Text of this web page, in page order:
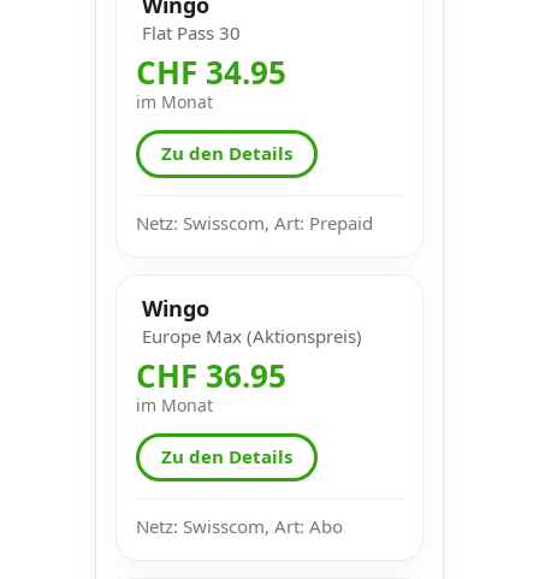
Flat Pass 30
CHF 34.95
im Monat
Zu den Details
Netz: Swisscom, Art: Prepaid
Wingo
Europe Max (Aktionspreis)
CHF 36.95
im Monat
Zu den Details
Netz: Swisscom, Art: Abo